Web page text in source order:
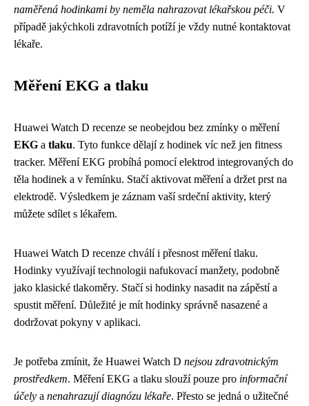
naměřená hodinkami by neměla nahrazovat lékařskou péči. V
případě jakýchkoli zdravotních potíží je vždy nutné kontaktovat
lékaře.
Měření EKG a tlaku
Huawei Watch D recenze se neobejdou bez zmínky o měření
EKG a tlaku. Tyto funkce dělají z hodinek víc než jen fitness
tracker. Měření EKG probíhá pomocí elektrod integrovaných do
těla hodinek a v řemínku. Stačí aktivovat měření a držet prst na
elektrodě. Výsledkem je záznam vaší srdeční aktivity, který
můžete sdílet s lékařem.
Huawei Watch D recenze chválí i přesnost měření tlaku.
Hodinky využívají technologii nafukovací manžety, podobně
jako klasické tlakoměry. Stačí si hodinky nasadit na zápěstí a
spustit měření. Důležité je mít hodinky správně nasazené a
dodržovat pokyny v aplikaci.
Je potřeba zmínit, že Huawei Watch D nejsou zdravotnickým
prostředkem. Měření EKG a tlaku slouží pouze pro informační
účely a nenahrazují diagnózu lékaře. Přesto se jedná o užitečné